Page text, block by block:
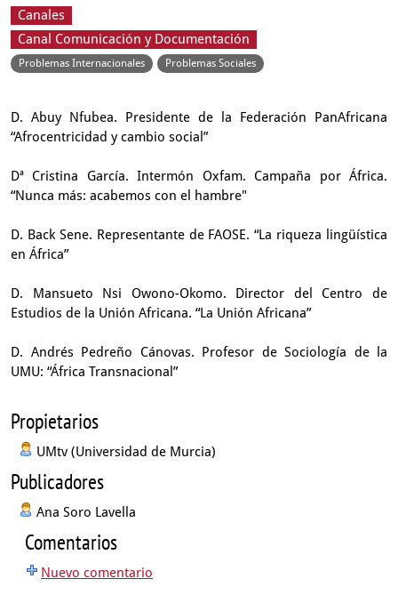
Canales
Canal Comunicación y Documentación
Problemas Internacionales Problemas Sociales
D. Abuy Nfubea. Presidente de la Federación PanAfricana
“Afrocentricidad y cambio social”
Dª Cristina García. Intermón Oxfam. Campaña por África.
“Nunca más: acabemos con el hambre"
D. Back Sene. Representante de FAOSE. “La riqueza lingüística
en África”
D. Mansueto Nsi Owono-Okomo. Director del Centro de
Estudios de la Unión Africana. “La Unión Africana”
D. Andrés Pedreño Cánovas. Profesor de Sociología de la
UMU: “África Transnacional”
Propietarios
UMtv (Universidad de Murcia)
Publicadores
Ana Soro Lavella
Comentarios
Nuevo comentario